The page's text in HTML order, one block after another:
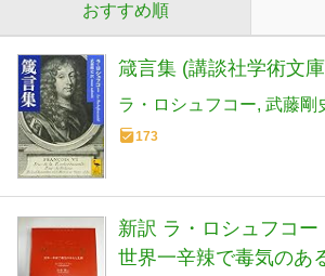
おすすめ順
箴言集 (講談社学術文
ラ・ロシュフコー 武藤剛
173
新訳 ラ・ロシュフコ
世界一辛辣で毒気のあ